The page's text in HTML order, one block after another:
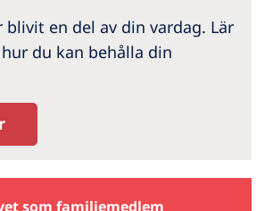
blivit en del av din vardag. Lär
du kan behålla din
som familjemedlem